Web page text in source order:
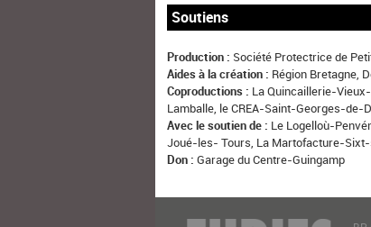
Soutiens
Production : Société Protectrice de
Aides à la création : Région Bretagne,
Coproductions : La Quincaillerie-
Lamballe, le CREA-Saint-Georges-de-
Avec le soutien de : Le Logelloù-
Joué-les- Tours, La Martofacture-
Don : Garage du Centre-Guingamp